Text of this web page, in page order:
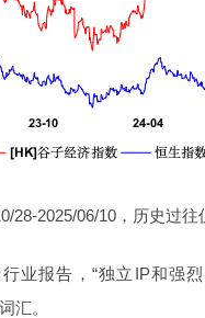
28-2025/06/10，历史过
业报告，“独立IP和强
汇。